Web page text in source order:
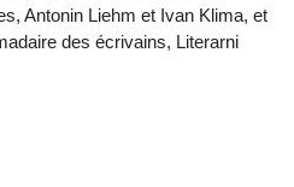
Antonin Liehm et Ivan Klima, et
des écrivains, Literarni